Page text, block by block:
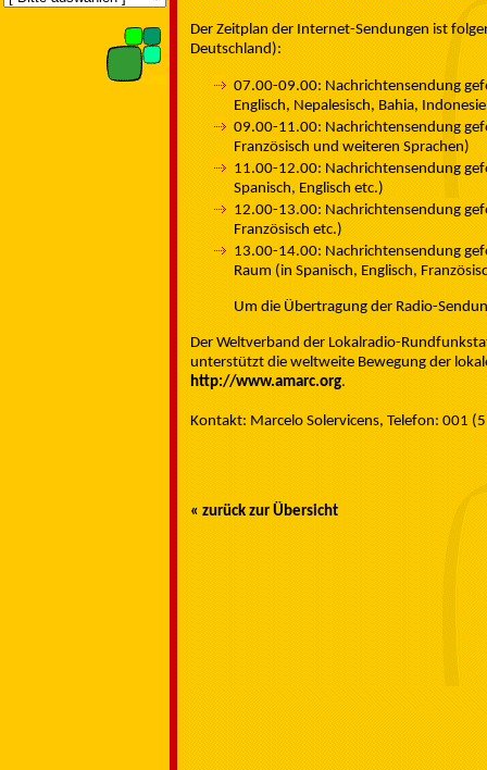
Der Zeitplan der Internet-Sendungen ist
Deutschland):
07.00-09.00: Nachrichtensendung
Englisch, Nepalesisch, Bahia,
09.00-11.00: Nachrichtensendung
Französisch und weiteren Sprachen)
11.00-12.00: Nachrichtensendung
Spanisch, Englisch etc.)
12.00-13.00: Nachrichtensendung
Französisch etc.)
13.00-14.00: Nachrichtensendung
Raum (in Spanisch, Englisch,
Um die Übertragung der Radio-
Der Weltverband der Lokalradio-
unterstützt die weltweite Bewegung der
http://www.amarc.org.
Kontakt: Marcelo Solervicens, Telefon: 001
« zurück zur Übersicht